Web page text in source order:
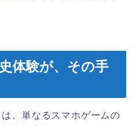
体験が、その手
、単なるスマホゲームの